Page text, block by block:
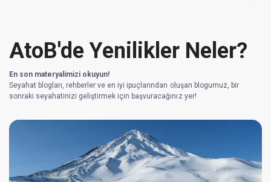
AtoB'de Yenilikler Neler?
En son materyalimizi okuyun!
Seyahat blogları, rehberler ve en iyi ipuçlarından oluşan blogumuz, bir
sonraki seyahatinizi geliştirmek için başvuracağınız yer!